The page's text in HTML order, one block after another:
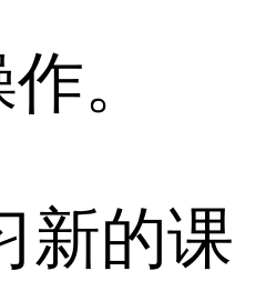
。
新的课